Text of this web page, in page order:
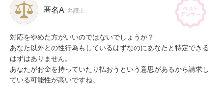
匿名A 弁護士
対応をやめた方がいいのではないでしょうか？
あなた以外との性行為もしているはずなのにあなたと特定できる
はずはありません。
あなたがお金を持っていたり払おうという意思があるから請求し
ている可能性が高いですね。